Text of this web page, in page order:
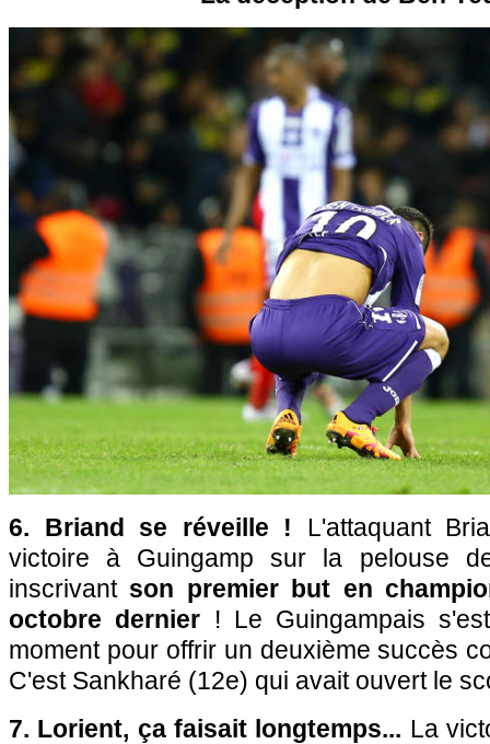
6. Briand se réveille ! L'attaquant
victoire à Guingamp sur la pelouse
inscrivant son premier but en
octobre dernier ! Le Guingampais
moment pour offrir un deuxième succès
C'est Sankharé (12e) qui avait ouvert le
7. Lorient, ça faisait longtemps... La